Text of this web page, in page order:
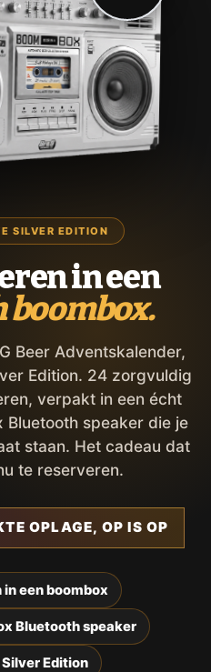
SILVER EDITION
in een
Beer Adventskalender,
Edition. 24 zorgvuldig
verpakt in een écht
Bluetooth speaker die je
staan. Het cadeau dat
te reserveren.
OPLAGE, OP IS OP
een boombox
Bluetooth speaker
Edition